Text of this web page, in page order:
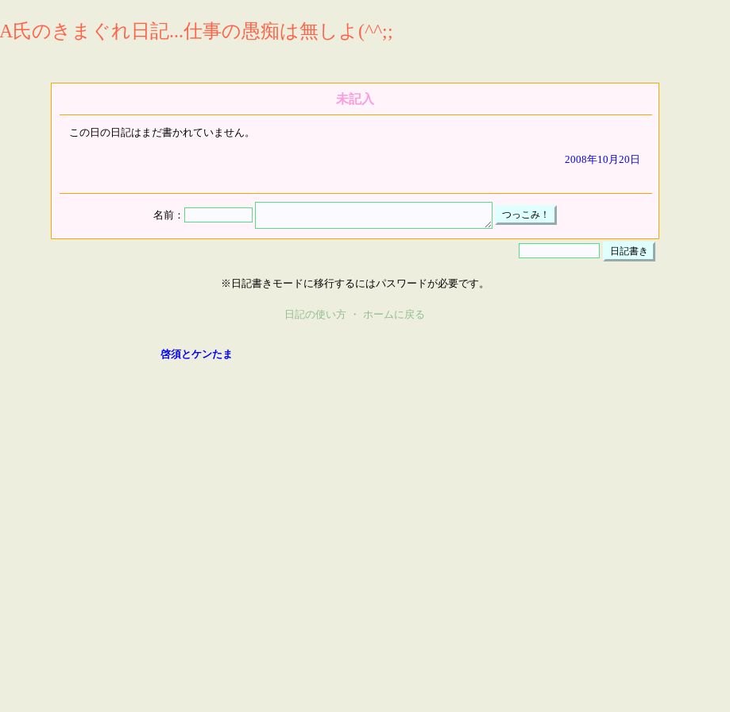
A氏のきまぐれ日記...仕事の愚痴は無しよ(^^;;
未記入
この日の日記はまだ書かれていません。
2008年10月20日
名前：
※日記書きモードに移行するにはパスワードが必要です。
日記の使い方 ・ ホームに戻る
啓須とケンたま